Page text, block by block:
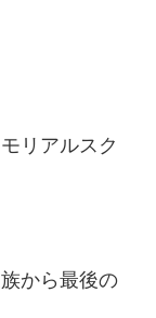
リアルスク
から最後の